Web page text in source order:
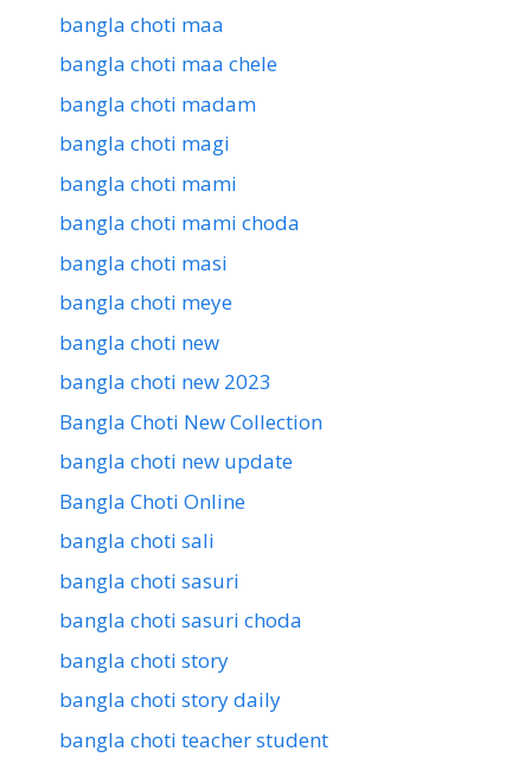
bangla choti maa
bangla choti maa chele
bangla choti madam
bangla choti magi
bangla choti mami
bangla choti mami choda
bangla choti masi
bangla choti meye
bangla choti new
bangla choti new 2023
Bangla Choti New Collection
bangla choti new update
Bangla Choti Online
bangla choti sali
bangla choti sasuri
bangla choti sasuri choda
bangla choti story
bangla choti story daily
bangla choti teacher student